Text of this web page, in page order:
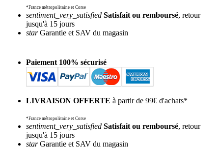
*France métropolitaine et Corse
sentiment_very_satisfied Satisfait ou remboursé, retour
jusqu'à 15 jours
starGarantie et SAV du magasin
Paiement 100% sécurisé
LIVRAISON OFFERTE à partir de 99€ d'achats*
*France métropolitaine et Corse
sentiment_very_satisfied Satisfait ou remboursé, retour
jusqu'à 15 jours
starGarantie et SAV du magasin